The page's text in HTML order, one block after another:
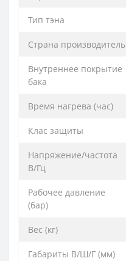
Тип тэна
Страна производитель
Внутреннее покрытие
бака
Время нагрева (час)
Клас защиты
Напряжение/частота
В/Гц
Рабочее давление
(бар)
Вес (кг)
Габариты В/Ш/Г (мм)